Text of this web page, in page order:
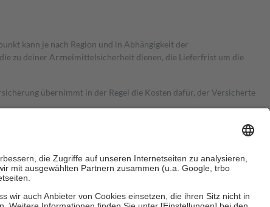
kann je nach Region und in Abhängigkeit der
zu deiner Arzneimittelsicherheit dienen, die Lieferfrist um die
übernimmt in der Regel die Kosten dafür, der Versicherte
Zuzahlungenan bei: